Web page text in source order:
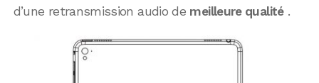
d’une retransmission audio de meilleure qualité.